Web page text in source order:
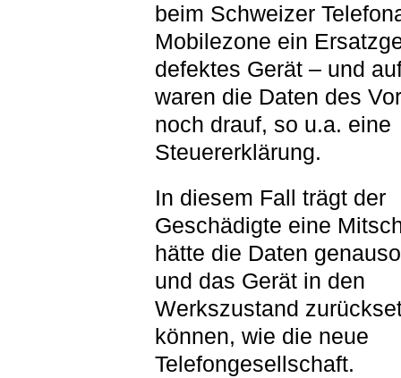
beim Schweizer
Mobilezone ein
defektes Gerät – und
waren die Daten des
noch drauf, so u.a. eine
Steuererklärung.
In diesem Fall trägt der
Geschädigte eine
hätte die Daten
und das Gerät in den
Werkszustand
können, wie die neue
Telefongesellschaft.